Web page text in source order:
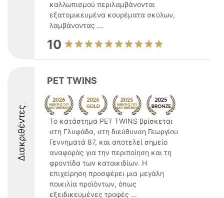
καλλωπισμού περιλαμβάνονται
εξατομικευμένα κουρέματα σκύλων,
λαμβάνοντας ...
10
Διακριθέντες
PET TWINS
Το κατάστημα PET TWINS βρίσκεται
στη Γλυφάδα, στη διεύθυνση Γεωργίου
Γεννηματά 87, και αποτελεί σημείο
αναφοράς για την περιποίηση και τη
φροντίδα των κατοικιδίων. Η
επιχείρηση προσφέρει μια μεγάλη
ποικιλία προϊόντων, όπως
εξειδικευμένες τροφές ...